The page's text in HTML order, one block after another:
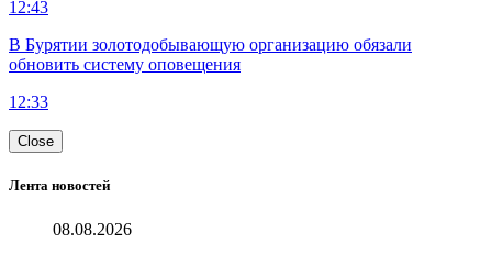
12:43
В Бурятии золотодобывающую организацию обязали
обновить систему оповещения
12:33
Close
Лента новостей
08.08.2026